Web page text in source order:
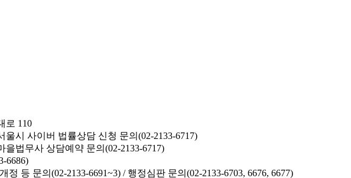
로 110
울시 사이버 법률상담 신청 문의(02-2133-6717)
을법무사 상담예약 문의(02-2133-6717)
6686)
정 등 문의(02-2133-6691~3) / 행정심판 문의(02-2133-6703, 6676, 6677)